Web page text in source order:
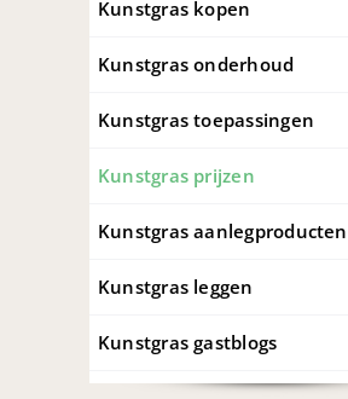
Kunstgras kopen
Kunstgras onderhoud
Kunstgras toepassingen
Kunstgras prijzen
Kunstgras aanlegproducten
Kunstgras leggen
Kunstgras gastblogs